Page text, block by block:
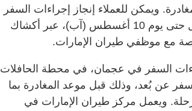
ساعات قبل المغادرة. ويمكن للعملاء إنجاز إجراءات السفر
يومياً بين الساعة 8 صباحاً و12 منتصف الليل حتى يوم 10 أغسطس (آب)، عبر أكشاك
مع موظفي طيران الإمارات.
السفر في عجمان، في محطة الحافلات
عن بُعد، وذلك قبل موعد المغادرة بما
4 ساعات قبل الرحلة. ويعمل مركز طيران الإمارات في